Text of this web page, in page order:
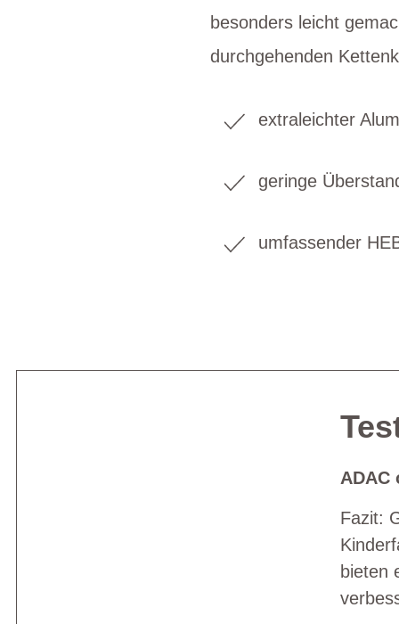
besonders leicht
durchgehenden
extraleichter
geringe
umfassender
ADAC
Fazit:
bieten